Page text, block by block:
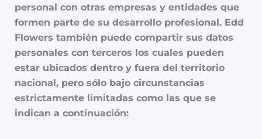
personal con otras empresas y entidades que
formen parte de su desarrollo profesional. Edd
Flowers también puede compartir sus datos
personales con terceros los cuales pueden
estar ubicados dentro y fuera del territorio
nacional, pero sólo bajo circunstancias
estrictamente limitadas como las que se
indican a continuación: